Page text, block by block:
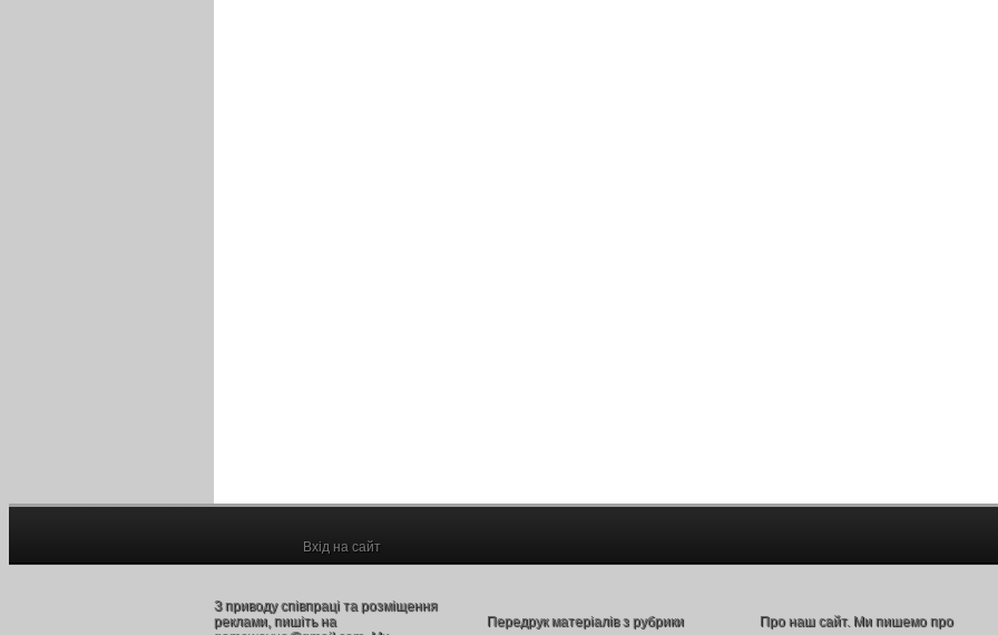
Вхід на сайт
З приводу співпраці та розміщення
реклами, пишіть на
Передрук матеріалів з рубрики
Про наш сайт. Ми пишемо про